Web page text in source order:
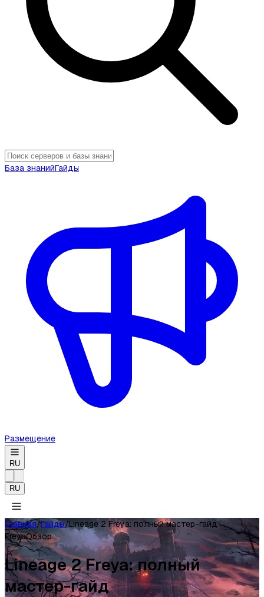
База знанийГайды
Размещение
RU
RU
Главная/Гайды/Lineage 2 Freya: полный мастер-гайд
FreyaОбзор
Lineage 2 Freya: полный
мастер-гайд